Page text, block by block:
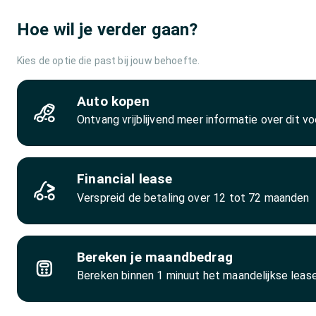
Hoe wil je verder gaan?
Kies de optie die past bij jouw behoefte.
Auto kopen
Ontvang vrijblijvend meer informatie over dit
Financial lease
Verspreid de betaling over 12 tot 72 maanden
Bereken je maandbedrag
Bereken binnen 1 minuut het maandelijkse